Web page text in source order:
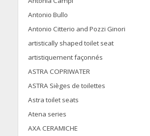
Antonio Bullo
Antonio Citterio and Pozzi Ginori
artistically shaped toilet seat
artistiquement façonnés
ASTRA COPRIWATER
ASTRA Sièges de toilettes
Astra toilet seats
Atena series
AXA CERAMICHE